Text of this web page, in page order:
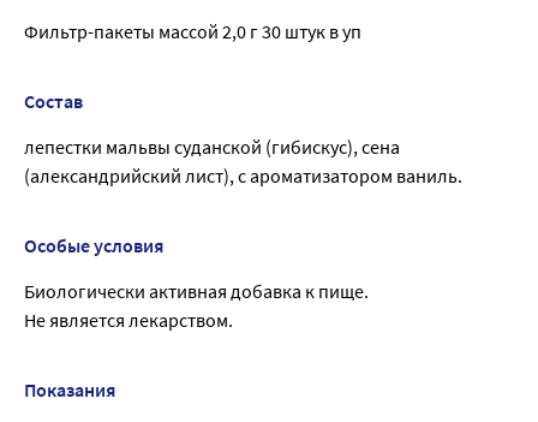
Фильтр-пакеты массой 2,0 г 30 штук в уп
Состав
лепестки мальвы суданской (гибискус), сена
(александрийский лист), с ароматизатором ваниль.
Особые условия
Биологически активная добавка к пище.
Не является лекарством.
Показания